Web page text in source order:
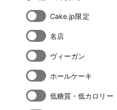
Cake.jp限定
名店
ヴィーガン
ホールケーキ
低糖質・低カロリー